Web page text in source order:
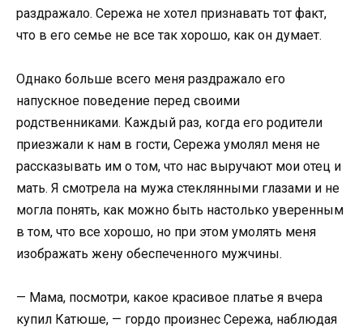
раздражало. Сережа не хотел признавать тот факт,
что в его семье не все так хорошо, как он думает.
Однако больше всего меня раздражало его
напускное поведение перед своими
родственниками. Каждый раз, когда его родители
приезжали к нам в гости, Сережа умолял меня не
рассказывать им о том, что нас выручают мои отец и
мать. Я смотрела на мужа стеклянными глазами и не
могла понять, как можно быть настолько уверенным
в том, что все хорошо, но при этом умолять меня
изображать жену обеспеченного мужчины.
— Мама, посмотри, какое красивое платье я вчера
купил Катюше, — гордо произнес Сережа, наблюдая